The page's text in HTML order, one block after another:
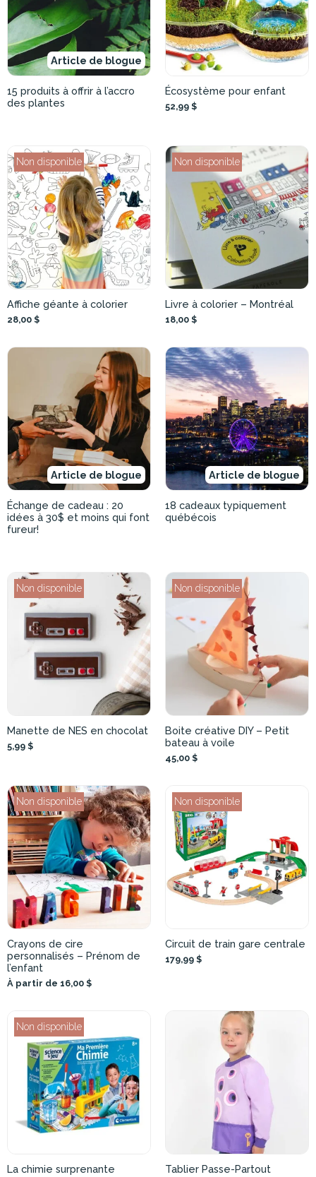
Article de blogue
15 produits à offrir à l’accro
des plantes
Écosystème pour enfant
52,99 $
Non disponible
Affiche géante à colorier
28,00 $
Non disponible
Livre à colorier – Montréal
18,00 $
Article de blogue
Échange de cadeau : 20
idées à 30$ et moins qui font
fureur!
Article de blogue
18 cadeaux typiquement
québécois
Non disponible
Manette de NES en chocolat
5,99 $
Non disponible
Boite créative DIY – Petit
bateau à voile
45,00 $
Non disponible
Crayons de cire
personnalisés – Prénom de
l’enfant
À partir de 16,00 $
Non disponible
Circuit de train gare centrale
179,99 $
Non disponible
La chimie surprenante Tablier Passe-Partout